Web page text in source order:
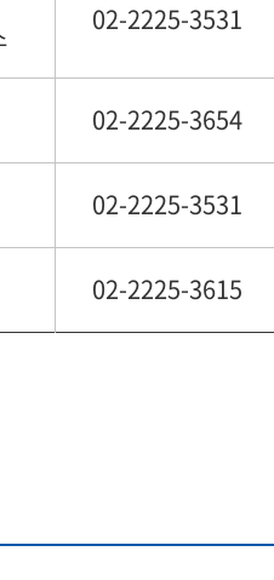
02-2225-3531
02-2225-3654
02-2225-3531
02-2225-3615